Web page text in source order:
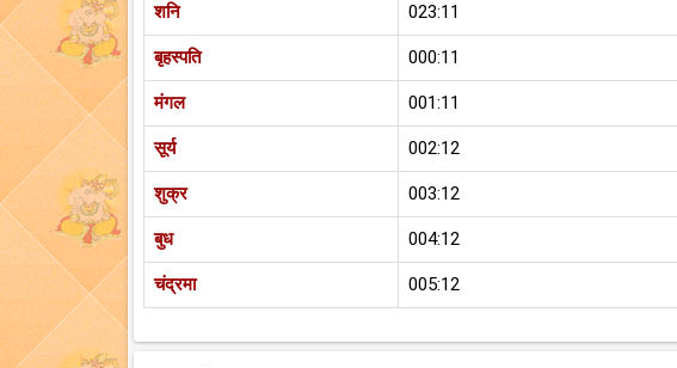
शनि 023:11
बृहस्पति 000:11
मंगल 001:11
सूर्य 002:12
शुक्र 003:12
बुध 004:12
चंद्रमा 005:12